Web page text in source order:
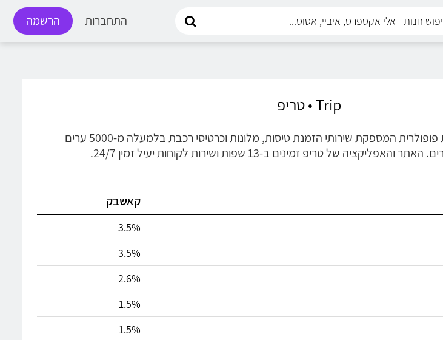
הרשמה התחברות
Trip • טריפ
Trip • טריפ - היא סוכנות נסיעות פופולרית המספקת שירותי הזמנת טיסות, מלונות וכרטיסי רכבת בלמעלה מ-5000 ערים
קאשבק
3.5%
3.5%
2.6%
1.5%
1.5%